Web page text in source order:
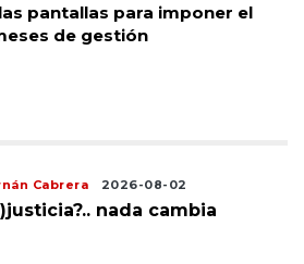
pantallas para imponer el
de gestión
Cabrera 2026-08-02
nada cambia